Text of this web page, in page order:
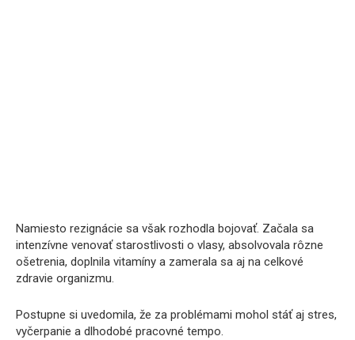
Namiesto rezignácie sa však rozhodla bojovať. Začala sa
intenzívne venovať starostlivosti o vlasy, absolvovala rôzne
ošetrenia, doplnila vitamíny a zamerala sa aj na celkové
zdravie organizmu.
Postupne si uvedomila, že za problémami mohol stáť aj stres,
vyčerpanie a dlhodobé pracovné tempo.